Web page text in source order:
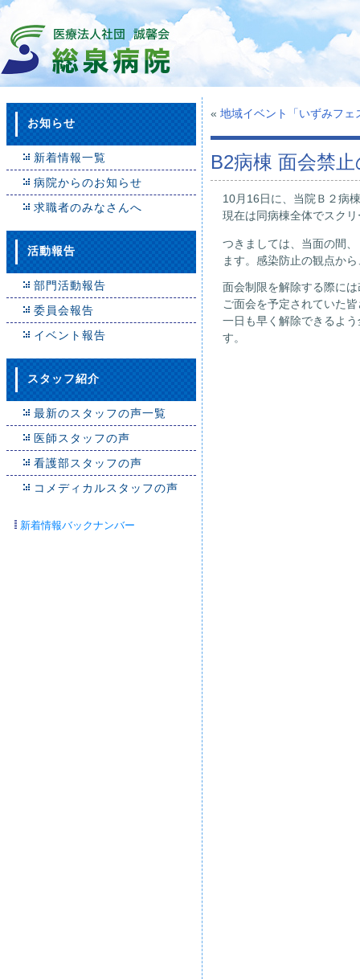
お知らせ
新着情報一覧
病院からのお知らせ
求職者のみなさんへ
活動報告
部門活動報告
委員会報告
イベント報告
スタッフ紹介
最新のスタッフの声一覧
医師スタッフの声
看護部スタッフの声
コメディカルスタッフの声
新着情報バックナンバー
« 地域イベント「いずみフ
B2病棟 面会禁
10月16日に、当院Ｂ２病
現在は同病棟全体でスク
つきましては、当面の間、
ます。感染防止の観点か
面会制限を解除する際に
ご面会を予定されていた
一日も早く解除できるよ
す。